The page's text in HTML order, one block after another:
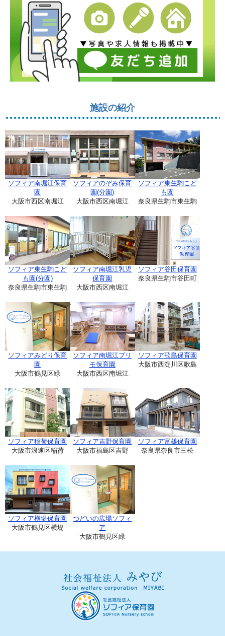
施設の紹介
ソフィア南堀江保育
園
大阪市西区南堀江
ソフィアのぞみ保育
園(分園)
大阪市西区南堀江
ソフィア東生駒こど
も園
奈良県生駒市東生駒
ソフィア東生駒こど
も園(分園)
奈良県生駒市東生駒
ソフィア南堀江乳児
保育園
大阪市西区南堀江
ソフィア谷田保育園
奈良県生駒市谷田町
ソフィアみどり保育
園
大阪市鶴見区緑
ソフィア南堀江プリ
モ保育園
大阪市西区南堀江
ソフィア歌島保育園
大阪市西淀川区歌島
ソフィア稲荷保育園
大阪市浪速区稲荷
ソフィア吉野保育園
大阪市福島区吉野
ソフィア富雄保育園
奈良県奈良市三松
ソフィア横堤保育園
大阪市鶴見区横堤
つどいの広場ソフィ
ア
大阪市鶴見区緑